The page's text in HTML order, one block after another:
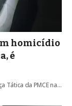
homicídio
é
Tática da PMCE na…